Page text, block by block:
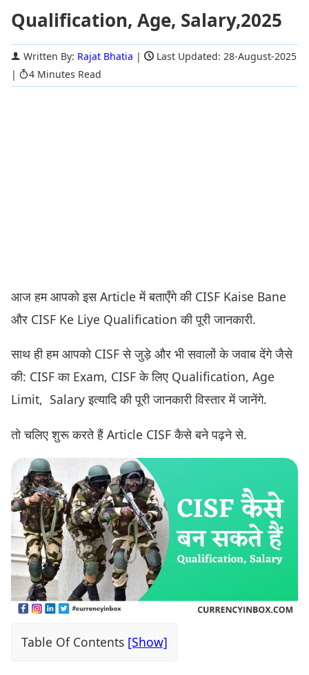
Qualification, Age, Salary,2025
Written By: Rajat Bhatia |
Last Updated: 28-August-2025
|
4 Minutes Read
आज हम आपको इस Article में बताएँगे की CISF Kaise Bane
और CISF Ke Liye Qualification की पूरी जानकारी.
साथ ही हम आपको CISF से जुड़े और भी सवालों के जवाब देंगे जैसे
की: CISF का Exam, CISF के लिए Qualification, Age
Limit, Salary इत्यादि की पूरी जानकारी विस्तार में जानेंगे.
तो चलिए शुरू करते हैं Article CISF कैसे बने पढ़ने से.
Table Of Contents